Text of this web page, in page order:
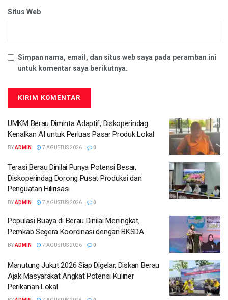
Situs Web
Simpan nama, email, dan situs web saya pada peramban ini
untuk komentar saya berikutnya.
UMKM Berau Diminta Adaptif, Diskoperindag
Kenalkan AI untuk Perluas Pasar Produk Lokal
BYADMIN 7 AGUSTUS 2026 0
Terasi Berau Dinilai Punya Potensi Besar,
Diskoperindag Dorong Pusat Produksi dan
Penguatan Hilirisasi
BYADMIN 7 AGUSTUS 2026 0
Populasi Buaya di Berau Dinilai Meningkat,
Pemkab Segera Koordinasi dengan BKSDA
BYADMIN 7 AGUSTUS 2026 0
Manutung Jukut 2026 Siap Digelar, Diskan Berau
Ajak Masyarakat Angkat Potensi Kuliner
Perikanan Lokal